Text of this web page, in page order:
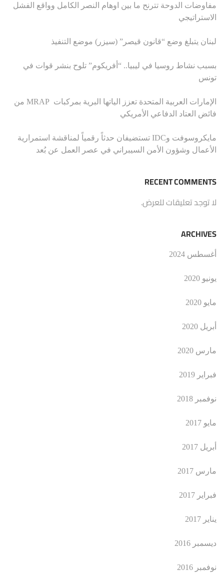
مفاوضات الدوحة تترنح ما بين اوهام النصر الكامل وواقع الفشل
الاستراتيجي
لبنان يتبلغ وضع “قانون قيصر” (سيزر) موضع التنفيذ
بسبب نشاط روسيا في ليبيا.. “أفريكوم” تلوح بنشر قوات في
تونس
الإمارات العربية المتحدة تعزز الياتها البرية بمركبات MRAP من
فائض العتاد الدفاعي الأمريكي
مايكروسوفت وIDC تستضيفان حدثاً رقمياً لمناقشة استمرارية
الأعمال وشؤون الأمن السيبراني في عصر العمل عن بُعد
RECENT COMMENTS
لا توجد تعليقات للعرض.
ARCHIVES
أغسطس 2024
يونيو 2020
مايو 2020
أبريل 2020
مارس 2020
فبراير 2019
نوفمبر 2018
مايو 2017
أبريل 2017
مارس 2017
فبراير 2017
يناير 2017
ديسمبر 2016
نوفمبر 2016